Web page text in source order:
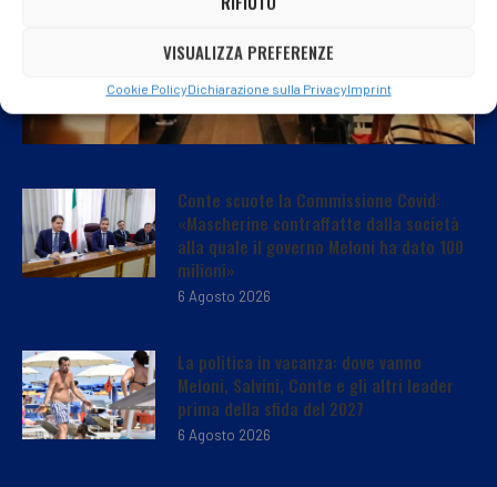
VISUALIZZA PREFERENZE
Cookie PolicyDichiarazione sulla PrivacyImprint
Conte scuote la Commissione Covid:
«Mascherine contraffatte dalla società
alla quale il governo Meloni ha dato 100
milioni»
6 Agosto 2026
La politica in vacanza: dove vanno
Meloni, Salvini, Conte e gli altri leader
prima della sfida del 2027
6 Agosto 2026